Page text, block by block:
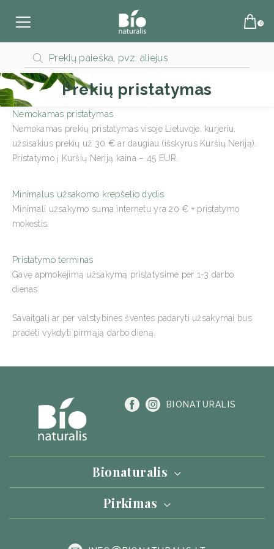
Products
search
Prekių pristatymas
Nemokamas pristatymas
Nemokamas prekių pristatymas visoje Lietuvoje, kurjeriu,
užsisakius prekių už 30 € ar daugiau (išskyrus Kuršių Neriją).
Pristatymo į Kuršių Neriją kaina – 45 EUR.
Minimalus užsakomo krepšelio dydis
Minimali užsakymo suma internetu yra 20 € + pristatymo
mokestis.
Pristatymo terminas
Gavę apmokėjimą užsakymą pristatysime per 1-3 darbo
dienas.
Savaitgalį ar per valstybines šventes padaryti užsakymai bus
pradėti vykdyti pirmąją darbo dieną.
BIONATURALIS
Bionaturalis
Pirkimas